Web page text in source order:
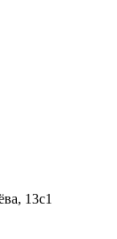
13с1